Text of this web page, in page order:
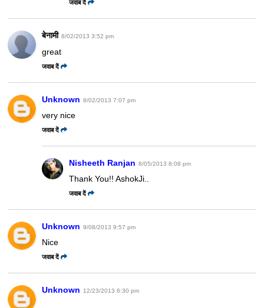
जवाब दें
बेनामी 8/02/2013 3:52 pm
great
जवाब दें
Unknown 8/02/2013 7:07 pm
very nice
जवाब दें
Nisheeth Ranjan 8/05/2013 8:08 pm
Thank You!! AshokJi..
जवाब दें
Unknown 9/08/2013 9:57 pm
Nice
जवाब दें
Unknown 12/23/2013 6:30 pm